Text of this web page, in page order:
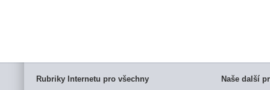
Rubriky Internetu pro všechny Naše další